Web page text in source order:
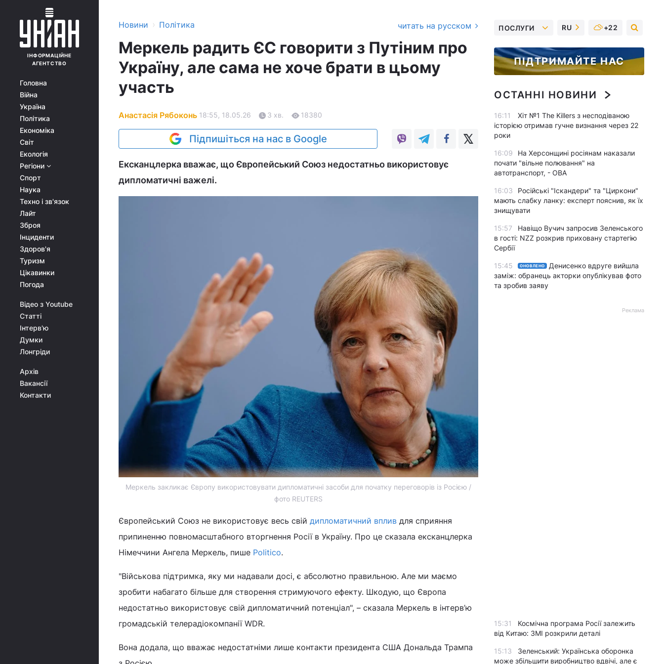
ІНФОРМАЦІЙНЕ
АГЕНТСТВО
Головна
Війна
Україна
Політика
Економіка
Світ
Екологія
Регіони
Спорт
Наука
Техно і зв'язок
Лайт
Зброя
Інциденти
Здоров'я
Туризм
Цікавинки
Погода
Відео з Youtube
Статті
Інтерв'ю
Думки
Лонгріди
Архів
Вакансії
Контакти
Новини › Політика читать на русском
Меркель радить ЄС говорити з Путіним про
Україну, але сама не хоче брати в цьому
участь
Анастасія Рябоконь 18:55, 18.05.26 3 хв. 18380
Підпишіться на нас в Google
Ексканцлерка вважає, що Європейський Союз недостатньо використовує
дипломатичні важелі.
Меркель закликає Європу використовувати дипломатичні засоби для початку переговорів із Росією /
фото REUTERS
Європейський Союз не використовує весь свій дипломатичний вплив для сприяння
припиненню повномасштабного вторгнення Росії в Україну. Про це сказала ексканцлерка
Німеччини Ангела Меркель, пише Politico.
"Військова підтримка, яку ми надавали досі, є абсолютно правильною. Але ми маємо
зробити набагато більше для створення стримуючого ефекту. Шкодую, що Європа
недостатньо використовує свій дипломатичний потенціал", – сказала Меркель в інтерв’ю
громадській телерадіокомпанії WDR.
Вона додала, що вважає недостатніми лише контакти президента США Дональда Трампа
ПОСЛУГИ RU +22
ПІДТРИМАЙТЕ НАС
ОСТАННІ НОВИНИ
16:11
Хіт №1 The Killers з несподіваною
історією отримав гучне визнання через 22
роки
16:09
На Херсонщині росіянам наказали
почати "вільне полювання" на
автотранспорт, - ОВА
16:03
Російські "Іскандери" та "Циркони"
мають слабку ланку: експерт пояснив, як їх
знищувати
15:57
Навіщо Вучич запросив Зеленського
в гості: NZZ розкрив приховану стартегію
Сербії
15:45 ОНОВЛЕНО
Денисенко вдруге вийшла
заміж: обранець акторки опублікував фото
та зробив заяву
Реклама
15:31
Космічна програма Росії залежить
від Китаю: ЗМІ розкрили деталі
15:13
Зеленський: Українська оборонка
може збільшити виробництво вдвічі, але є